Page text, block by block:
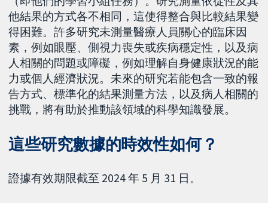
他結果的方式各不相同，這使得整合與比較結果變
得困難。許多研究未測量醫療人員關心的臨床因
素，例如眼壓、側視力喪失或疾病穩定性，以及病
人相關的問題或障礙，例如理解自身健康狀況的能
力或個人經濟狀況。未來的研究若能包含一致的報
告方式、標準化的結果測量方法，以及病人相關的
挑戰，將有助於推動該領域的科學知識發展。
這些研究數據的時效性如何？
證據有效期限截至 2024 年 5 月 31 日。